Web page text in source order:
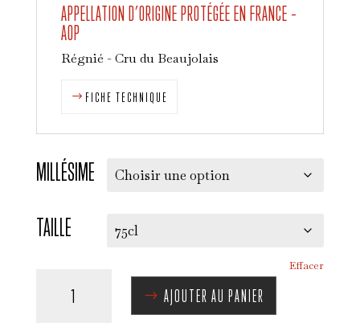
APPELLATION D’ORIGINE PROTÉGÉE EN FRANCE –
AOP
Régnié - Cru du Beaujolais
FICHE TECHNIQUE
MILLÉSIME
TAILLE
Effacer
AJOUTER AU PANIER